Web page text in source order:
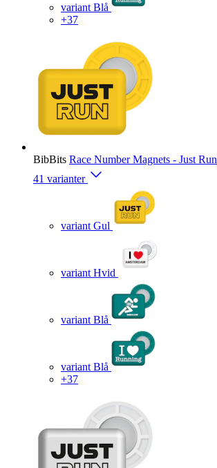
variant Blå
+37
BibBits Race Number Magnets - Just Run
41 varianter
variant Gul
variant Hvid
variant Blå
variant Blå
+37